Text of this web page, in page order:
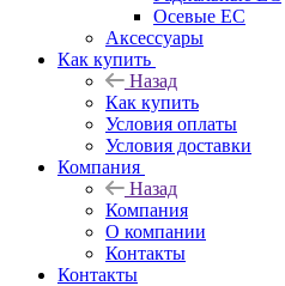
Осевые EC
Аксессуары
Как купить
Назад
Как купить
Условия оплаты
Условия доставки
Компания
Назад
Компания
О компании
Контакты
Контакты